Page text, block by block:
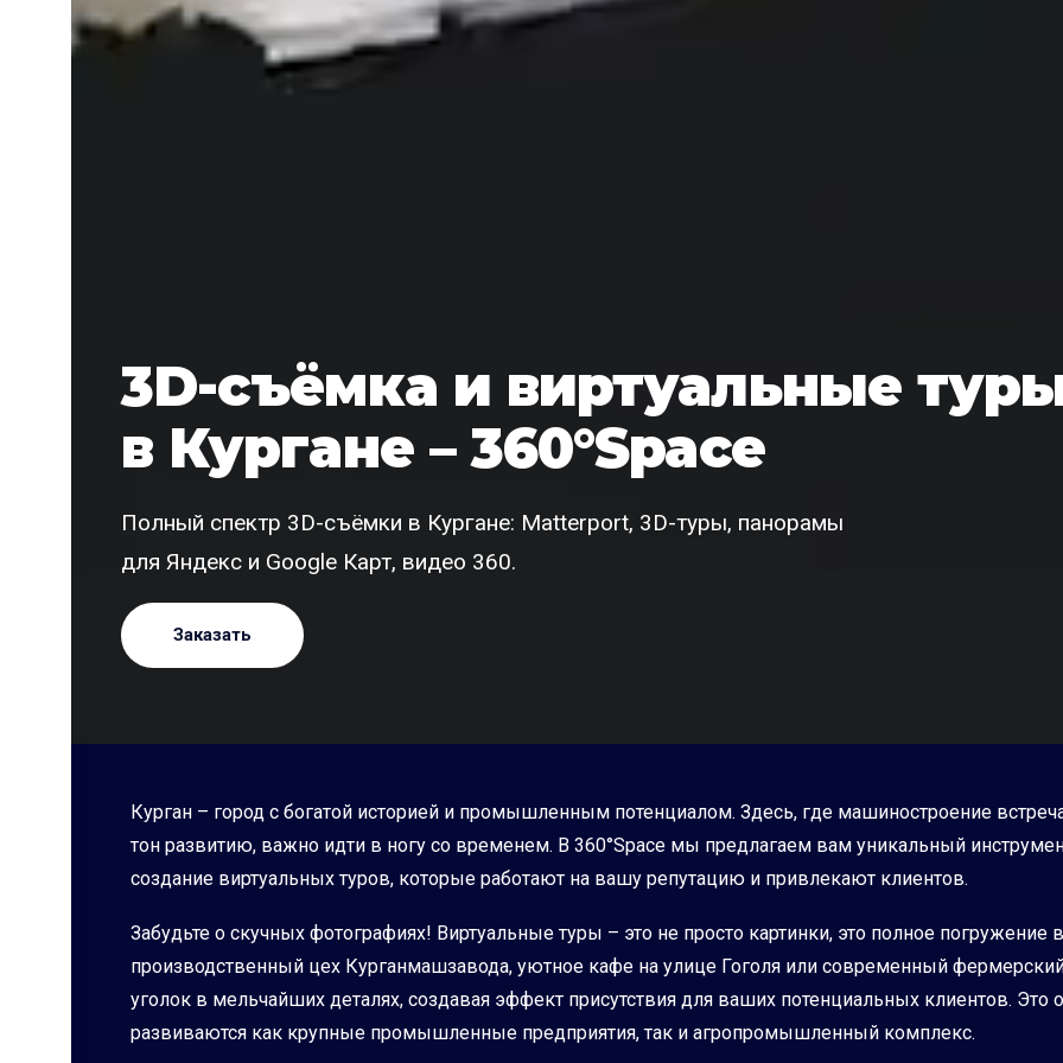
3D-съёмка и виртуальные
в Кургане – 360°Space
Полный спектр 3D-съёмки в Кургане: Matterport, 3D-туры, панорамы
для Яндекс и Google Карт, видео 360.
Заказать
Курган – город с богатой историей и промышленным потенциалом. Здесь, где машиностроение
тон развитию, важно идти в ногу со временем. В 360°Space мы предлагаем вам уникальный
создание виртуальных туров, которые работают на вашу репутацию и привлекают клиентов.
Забудьте о скучных фотографиях! Виртуальные туры – это не просто картинки, это полное
производственный цех Курганмашзавода, уютное кафе на улице Гоголя или современный
уголок в мельчайших деталях, создавая эффект присутствия для ваших потенциальных клиентов. Это
развиваются как крупные промышленные предприятия, так и агропромышленный комплекс.